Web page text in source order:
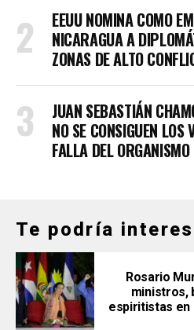
EEUU NOMINA COMO
NICARAGUA A
ZONAS DE ALTO
JUAN SEBASTIÁN
NO SE CONSIGUEN LOS
FALLA DEL ORGANISMO
Te podría
Rosario
ministros,
espiritistas en